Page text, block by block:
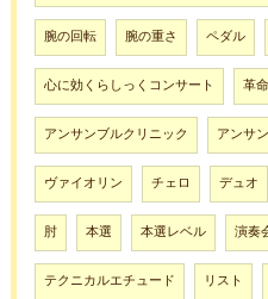
腕の回転 腕の重さ ペダル
心に効くらしっくコンサート 革命
アンサンブルクリニック アンサ
ヴァイオリン チェロ デュオ
肘 本選 本選レベル 演奏
テクニカルエチュード リスト